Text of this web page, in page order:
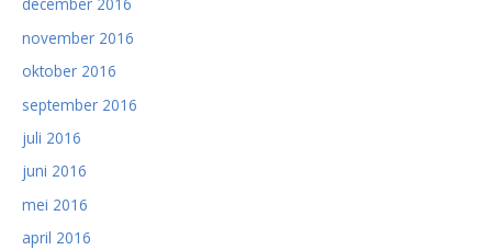
december 2016
november 2016
oktober 2016
september 2016
juli 2016
juni 2016
mei 2016
april 2016